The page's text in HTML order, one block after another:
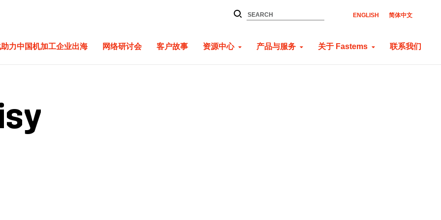
ENGLISH 简体中文
力中国机加工企业出海 网络研讨会 客户故事 资源中心 产品与服务 关于 Fastems 联系我们